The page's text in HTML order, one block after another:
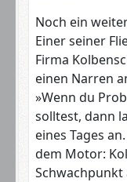
Noch ein
Einer seiner
Firma
einen Narren
»Wenn du
solltest, dann
eines Tages
dem Motor:
Schwachpunkt